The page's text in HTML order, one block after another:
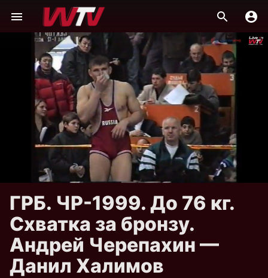
ГРБ. ЧР-1999. До 76 кг.
Схватка за бронзу.
Андрей Черепахин —
Данил Халимов